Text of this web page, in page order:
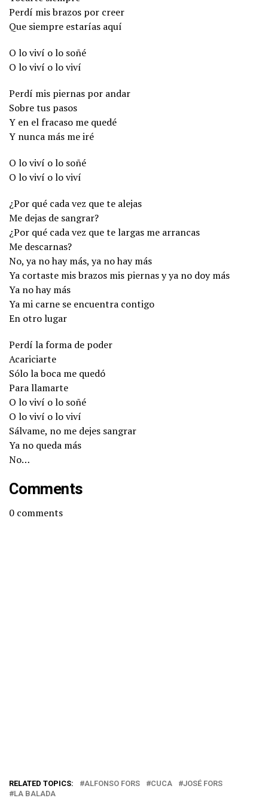
Perdí mis brazos por creer
Que siempre estarías aquí
O lo viví o lo soñé
O lo viví o lo viví
Perdí mis piernas por andar
Sobre tus pasos
Y en el fracaso me quedé
Y nunca más me iré
O lo viví o lo soñé
O lo viví o lo viví
¿Por qué cada vez que te alejas
Me dejas de sangrar?
¿Por qué cada vez que te largas me arrancas
Me descarnas?
No, ya no hay más, ya no hay más
Ya cortaste mis brazos mis piernas y ya no doy más
Ya no hay más
Ya mi carne se encuentra contigo
En otro lugar
Perdí la forma de poder
Acariciarte
Sólo la boca me quedó
Para llamarte
O lo viví o lo soñé
O lo viví o lo viví
Sálvame, no me dejes sangrar
Ya no queda más
No…
Comments
0 comments
RELATED TOPICS: ALFONSO FORS CUCA
JOSÉ FORS
LA BALADA